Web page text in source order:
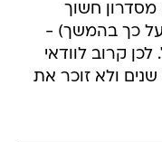
מסדרון חשוך
על כך בהמשך) -
קרוב לוודאי
ולא זוכר את